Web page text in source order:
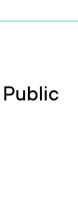
Public